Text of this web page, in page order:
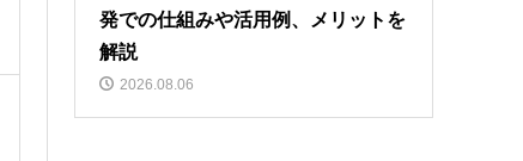
発での仕組みや活用例、メリットを
解説
2026.08.06